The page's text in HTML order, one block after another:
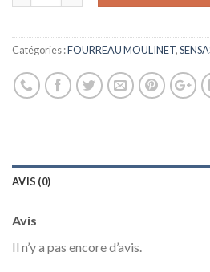
Catégories :FOURREAU MOULINET,
AVIS (0)
Avis
Il n’y a pas encore d’avis.